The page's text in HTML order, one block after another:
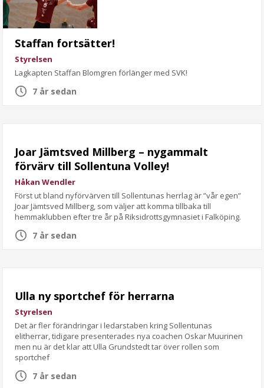
Staffan fortsätter!
Styrelsen
Lagkapten Staffan Blomgren förlänger med SVK!
7 år sedan
Joar Jämtsved Millberg – nygammalt
förvärv till Sollentuna Volley!
Håkan Wendler
Först ut bland nyförvärven till Sollentunas herrlag är ”vår egen”
Joar Jämtsved Millberg, som väljer att komma tillbaka till
hemmaklubben efter tre år på Riksidrottsgymnasiet i Falköping.
7 år sedan
Ulla ny sportchef för herrarna
Styrelsen
Det är fler förändringar i ledarstaben kring Sollentunas
elitherrar, tidigare presenterades nya coachen Oskar Muurinen
men nu är det klar att Ulla Grundstedt tar över rollen som
sportchef
7 år sedan